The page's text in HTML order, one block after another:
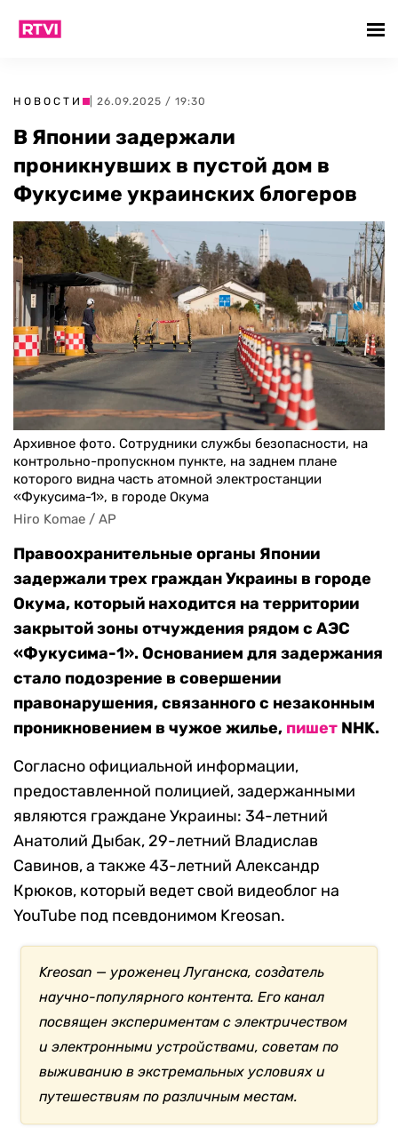
НОВОСТИ | 26.09.2025 / 19:30
В Японии задержали
проникнувших в пустой дом в
Фукусиме украинских блогеров
Архивное фото. Сотрудники службы безопасности, на
контрольно-пропускном пункте, на заднем плане
которого видна часть атомной электростанции
«Фукусима-1», в городе Окума
Hiro Komae / AP
Правоохранительные органы Японии
задержали трех граждан Украины в городе
Окума, который находится на территории
закрытой зоны отчуждения рядом с АЭС
«Фукусима-1». Основанием для задержания
стало подозрение в совершении
правонарушения, связанного с незаконным
проникновением в чужое жилье, пишет NHK.
Согласно официальной информации,
предоставленной полицией, задержанными
являются граждане Украины: 34-летний
Анатолий Дыбак, 29-летний Владислав
Савинов, а также 43-летний Александр
Крюков, который ведет свой видеоблог на
YouTube под псевдонимом Kreosan.
Kreosan — уроженец Луганска, создатель
научно-популярного контента. Его канал
посвящен экспериментам с электричеством
и электронными устройствами, советам по
выживанию в экстремальных условиях и
путешествиям по различным местам.